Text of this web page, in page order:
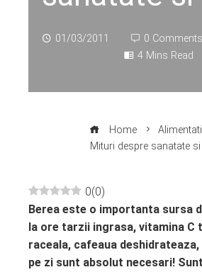
01/03/2011 0 Comments
4 Mins Read
Home
Mituri despre sanatate
0(0)
Berea este o importanta sursa
la ore tarzii ingrasa, vitamina C
raceala, cafeaua
pe zi sunt absolut necesari!